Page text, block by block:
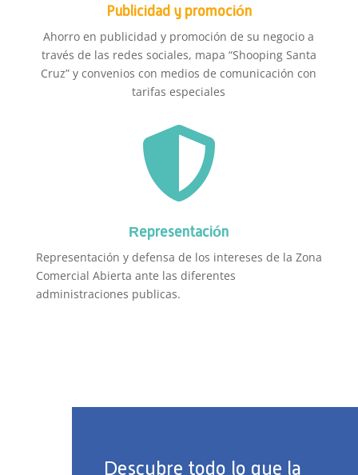
Publicidad y promoción
Ahorro en publicidad y promoción de su negocio a
través de las redes sociales, mapa “Shooping Santa
Cruz” y convenios con medios de comunicación con
tarifas especiales

Representación
Representación y defensa de los intereses de la Zona
Comercial Abierta ante las diferentes
administraciones publicas.
Descubre todo lo que la